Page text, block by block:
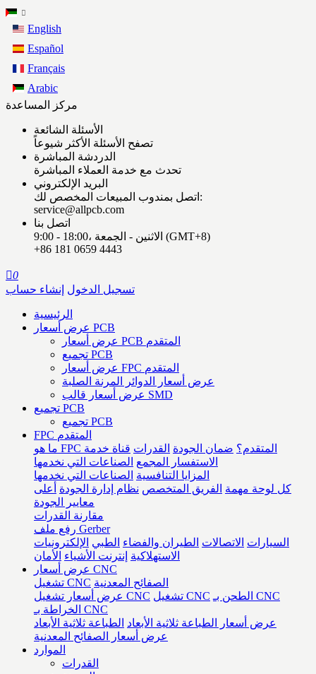
English
Español
Français
Arabic
مركز المساعدة
الأسئلة الشائعة
تصفح الأسئلة الأكثر شيوعاً
الدردشة المباشرة
تحدث مع خدمة العملاء المباشرة
البريد الإلكتروني
اتصل بمندوب المبيعات المخصص لك:
service@allpcb.com
اتصل بنا
9:00 - 18:00، الاثنين - الجمعة (GMT+8)
+86 181 0659 4443
0
تسجيل الدخول إنشاء حساب
الرئيسية
عرض أسعار PCB
عرض أسعار PCB المتقدم
تجميع PCB
عرض أسعار FPC المتقدم
عرض أسعار الدوائر المرنة الصلبة
عرض أسعار قالب SMD
تجميع PCB
تجميع PCB
FPC المتقدم
ما هو FPC المتقدم؟ ضمان الجودة القدرات قناة خدمة
الاستفسار المجمع الصناعات التي نخدمها
المزايا التنافسية الصناعات التي نخدمها
كل لوحة مهمة الفريق المتخصص نظام إدارة الجودة
أعلى
معايير الجودة
مقارنة القدرات
رفع ملف Gerber
السيارات الاتصالات الطيران والفضاء الطبي الإلكترونيات
الاستهلاكية إنترنت الأشياء الأمان
عرض أسعار CNC
تشغيل CNC الصفائح المعدنية
عرض أسعار تشغيل CNC
تشغيل CNC
الطحن بـ CNC
الخراطة بـ CNC
عرض أسعار الطباعة ثلاثية الأبعاد الطباعة ثلاثية الأبعاد
عرض أسعار الصفائح المعدنية
الموارد
القدرات